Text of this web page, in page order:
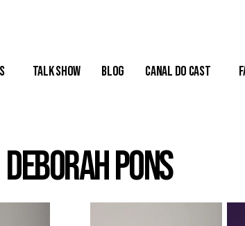
Talk Show Blog Canal do Cast
Deborah Pons